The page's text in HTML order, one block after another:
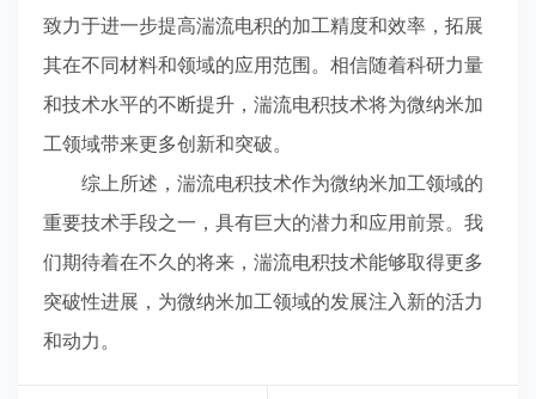
致力于进一步提高湍流电积的加工精度和效率，拓展
其在不同材料和领域的应用范围。相信随着科研力量
和技术水平的不断提升，湍流电积技术将为微纳米加
工领域带来更多创新和突破。
综上所述，湍流电积技术作为微纳米加工领域的
重要技术手段之一，具有巨大的潜力和应用前景。我
们期待着在不久的将来，湍流电积技术能够取得更多
突破性进展，为微纳米加工领域的发展注入新的活力
和动力。